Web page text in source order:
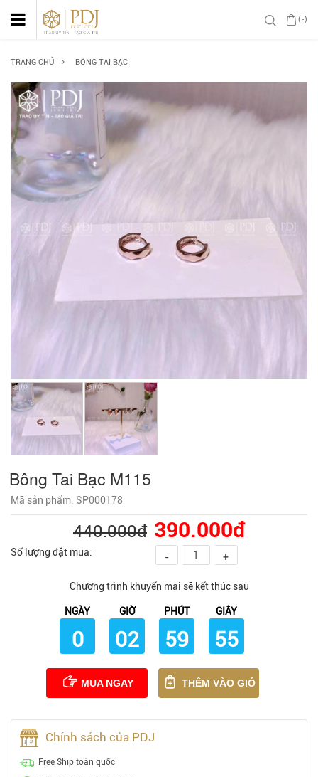
(-)
TRANG CHỦ BÔNG TAI BẠC
Bông Tai Bạc M115
Mã sản phẩm: SP000178
440.000đ 390.000đ
Số lượng đặt mua: - +
Chương trình khuyến mại sẽ kết thúc sau
NGÀY
0
GIỜ
02
PHÚT
59
GIÂY
54
MUA NGAY THÊM VÀO GIỎ
Chính sách của PDJ
Free Ship toàn quốc